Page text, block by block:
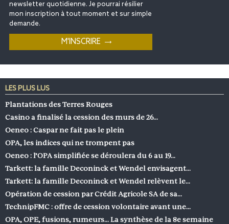
newsletter quotidienne. Je pourrai résilier
mon inscription à tout moment et sur simple
demande.
LES PLUS LUS
Plantations des Terres Rouges
Casino a finalisé la cession des murs de 26…
Oeneo : Caspar ne fait pas le plein
OPA, les indices qui ne trompent pas
Oeneo : l’OPA simplifiée se déroulera du 6 au 19…
Tarkett: la famille Deconinck et Wendel envisagent…
Tarkett: la famille Deconinck et Wendel relèvent le…
Opération de cession par Crédit Agricole SA de sa…
TechnipFMC : offre de cession volontaire avant une…
OPA, OPE, fusions, rumeurs… La synthèse de la 8e semaine